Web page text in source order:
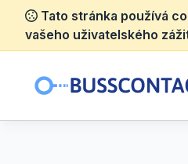
Tato stránka používá
vašeho uživatelského